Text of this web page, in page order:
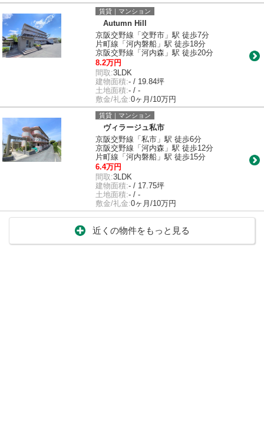
賃貸｜マンション
Autumn Hill
京阪交野線「交野市」駅 徒歩7分
片町線「河内磐船」駅 徒歩18分
京阪交野線「河内森」駅 徒歩20分
8.2万円
間取:3LDK
建物面積:- / 19.84坪
土地面積:- / -
敷金/礼金:0ヶ月/10万円
賃貸｜マンション
ヴィラージュ私市
京阪交野線「私市」駅 徒歩6分
京阪交野線「河内森」駅 徒歩12分
片町線「河内磐船」駅 徒歩15分
6.4万円
間取:3LDK
建物面積:- / 17.75坪
土地面積:- / -
敷金/礼金:0ヶ月/10万円
近くの物件をもっと見る